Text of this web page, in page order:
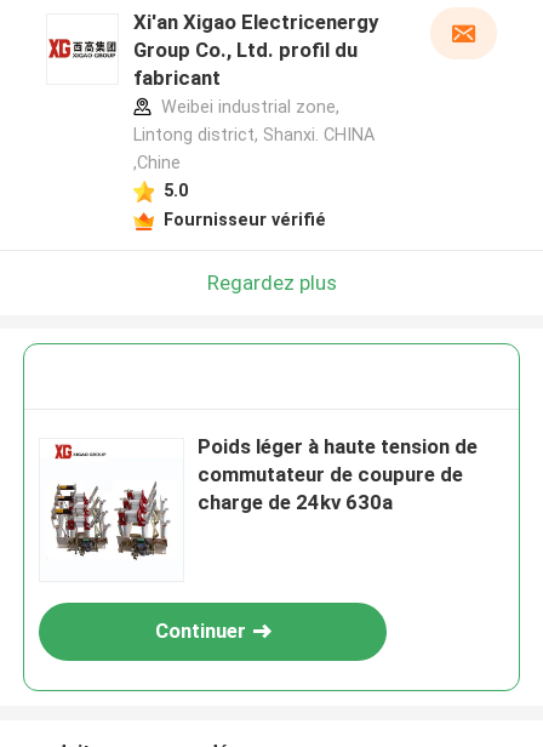
Xi'an Xigao Electricenergy
Group Co., Ltd. profil du
fabricant
Weibei industrial zone,
Lintong district, Shanxi. CHINA
,Chine
5.0
Fournisseur vérifié
Regardez plus
Poids léger à haute tension de
commutateur de coupure de
charge de 24kv 630a
Continuer